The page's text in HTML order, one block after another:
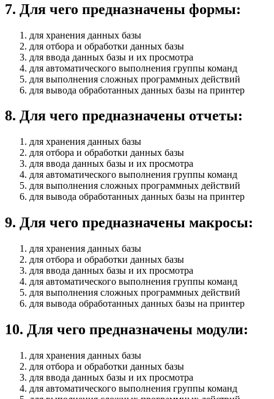
7. Для чего предназначены формы:
для хранения данных базы
для отбора и обработки данных базы
для ввода данных базы и их просмотра
для автоматического выполнения группы команд
для выполнения сложных программных действий
для вывода обработанных данных базы на принтер
8. Для чего предназначены отчеты:
для хранения данных базы
для отбора и обработки данных базы
для ввода данных базы и их просмотра
для автоматического выполнения группы команд
для выполнения сложных программных действий
для вывода обработанных данных базы на принтер
9. Для чего предназначены макросы:
для хранения данных базы
для отбора и обработки данных базы
для ввода данных базы и их просмотра
для автоматического выполнения группы команд
для выполнения сложных программных действий
для вывода обработанных данных базы на принтер
10. Для чего предназначены модули:
для хранения данных базы
для отбора и обработки данных базы
для ввода данных базы и их просмотра
для автоматического выполнения группы команд